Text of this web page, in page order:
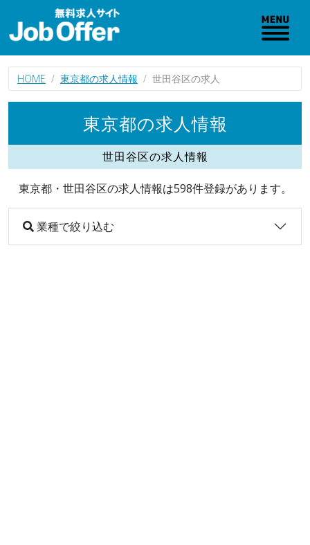
HOME 東京都の求人情報 世田谷区の求人
東京都の求人情報
世田谷区の求人情報
東京都・世田谷区の求人情報は598件登録があります。
業種で絞り込む